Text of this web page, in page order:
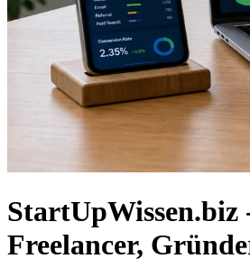
StartUpWissen.biz
Freelancer,